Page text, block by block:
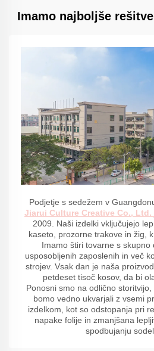
Imamo najboljše
Podjetje s sedežem v
Jiarui Culture Creative Co., Ltd.
2009. Naši izdelki vključujejo
kaseto, prozorne trakove in žig,
Imamo štiri tovarne s skupno
usposobljenih zaposlenih in več
strojev. Vsak dan je naša
petdeset tisoč kosov, da bi
Ponosni smo na odlično
bomo vedno ukvarjali z vsemi
izdelkom, kot so odstopanja pri
napake folije in zmanjšana
spodbujanju